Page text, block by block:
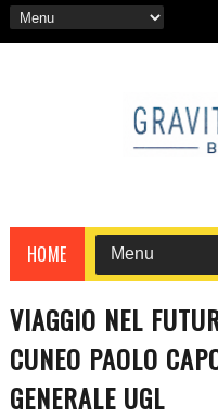
HOME
VIAGGIO NEL
CUNEO PAOLO
GENERALE UGL